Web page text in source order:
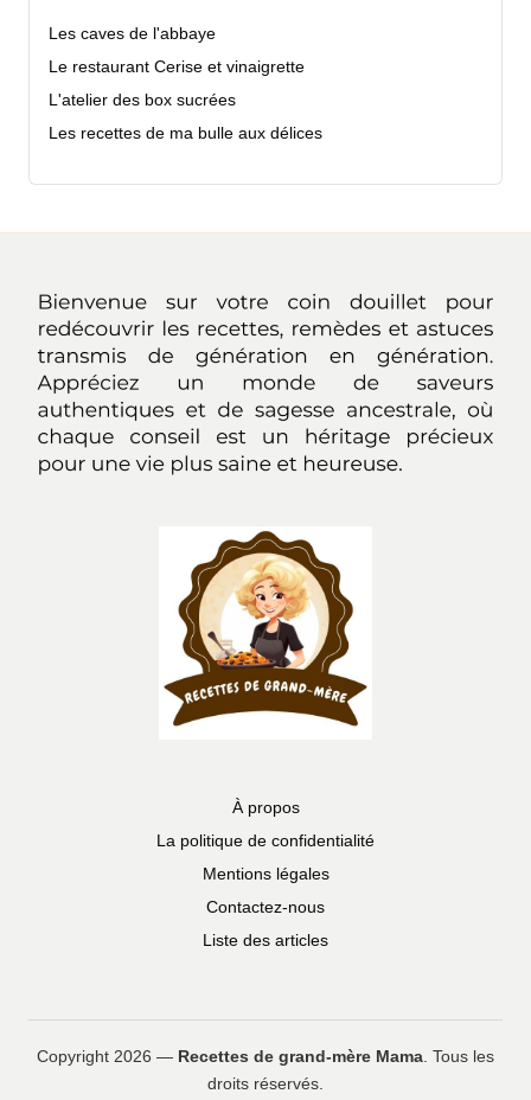
Les caves de l'abbaye
Le restaurant Cerise et vinaigrette
L'atelier des box sucrées
Les recettes de ma bulle aux délices
À propos
La politique de confidentialité
Mentions légales
Contactez-nous
Liste des articles
Copyright 2026 — Recettes de grand-mère Mama. Tous les
droits réservés.